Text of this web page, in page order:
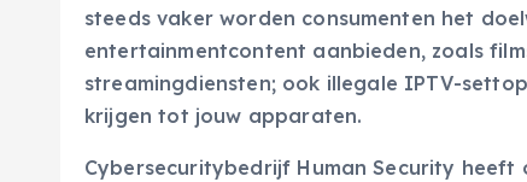
steeds vaker worden consumenten het
entertainmentcontent aanbieden, zoals
streamingdiensten; ook illegale IPTV-
krijgen tot jouw apparaten.
Cybersecuritybedrijf Human Security